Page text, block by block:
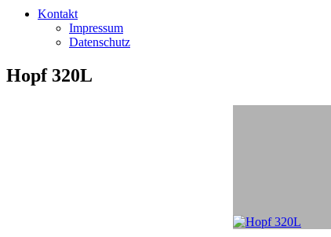
Kontakt
Impressum
Datenschutz
Hopf 320L